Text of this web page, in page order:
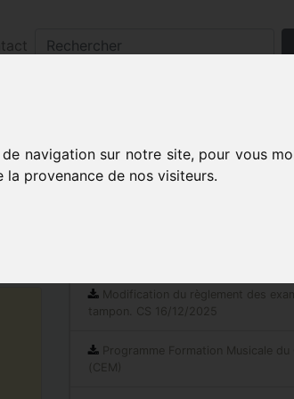
navigation sur notre site, pour vous
provenance de nos visiteurs.
Les indispensables
Modification du règlement des
tampon. CS 16/12/2025
Programme Formation Musicale du
(CEM)